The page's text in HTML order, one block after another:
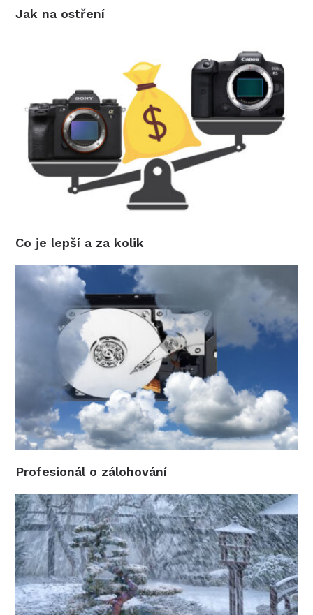
Jak na ostření
Co je lepší a za kolik
Profesionál o zálohování